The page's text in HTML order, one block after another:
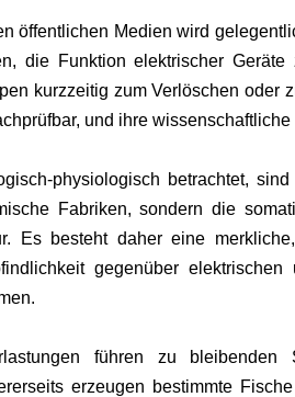
öffentlichen Medien wird
die Funktion elektrischer
kurzzeitig zum Verlöschen oder
und ihre
physiologisch betrachtet,
Fabriken, sondern die
Es besteht daher eine
gegenüber
führen zu
erzeugen bestimmte